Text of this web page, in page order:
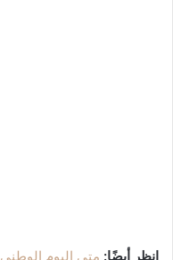
انظر أيضًا: متى اليوم الوطني